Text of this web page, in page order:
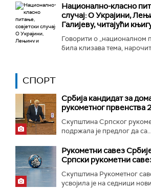
Национално-класнo
случај: О Украјини,
Галијеву, читајући
Говорити о „националном
била клизава тема,
СПОРТ
Србија кандидат за
рукометног првенства
Скупштина Српског
подржала је предлог да са...
Рукометни савез
Српски рукометни
Скупштина Рукометног
усвојила је на седници